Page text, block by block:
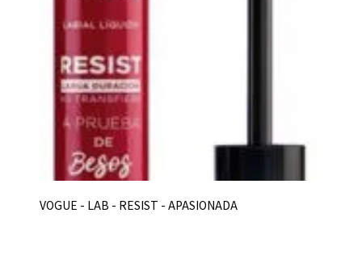
VOGUE - LAB - RESIST - APASIONADA